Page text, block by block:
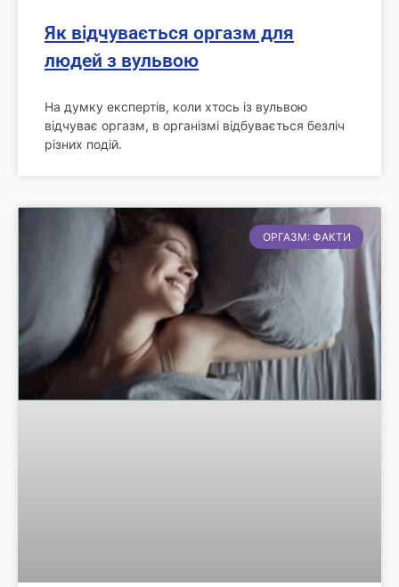
Як відчувається оргазм для
людей з вульвою
На думку експертів, коли хтось із вульвою
відчуває оргазм, в організмі відбувається безліч
різних подій.
ОРГАЗМ: ФАКТИ